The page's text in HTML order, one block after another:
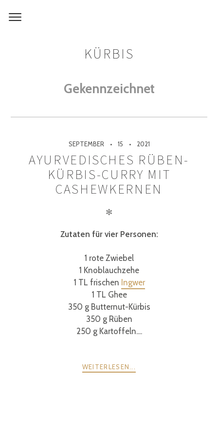
KÜRBIS
Gekennzeichnet
SEPTEMBER 15 2021
AYURVEDISCHES RÜBEN-
KÜRBIS-CURRY MIT
CASHEWKERNEN
✻
Zutaten für vier Personen:
1 rote Zwiebel
1 Knoblauchzehe
1 TL frischen Ingwer
1 TL Ghee
350 g Butternut-Kürbis
350 g Rüben
250 g Kartoffeln....
WEITERLESEN...